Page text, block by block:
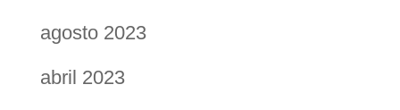
agosto 2023
abril 2023